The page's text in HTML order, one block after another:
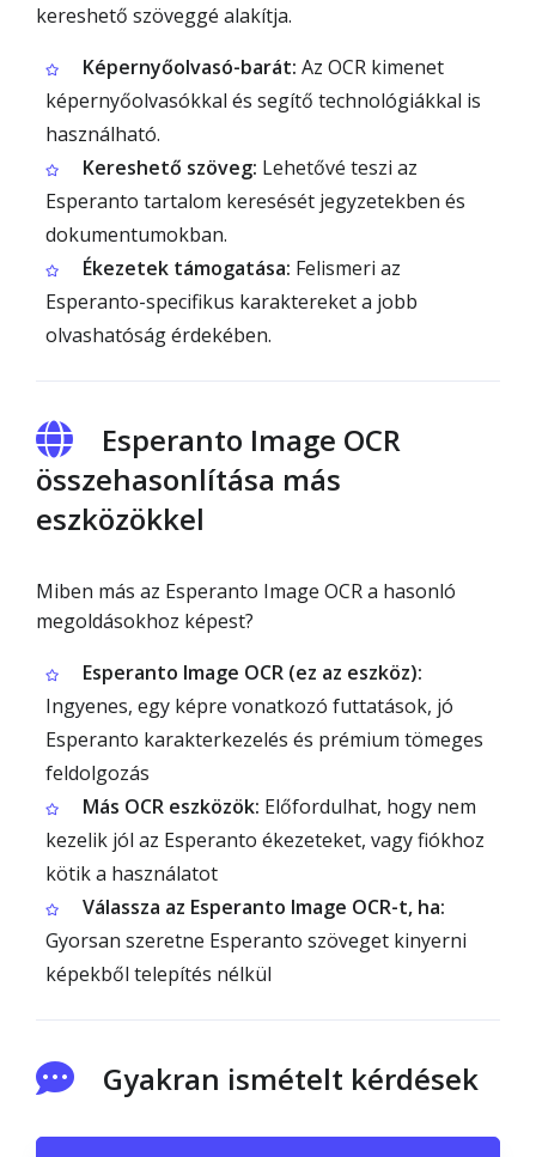
kereshető szöveggé alakítja.
Képernyőolvasó-barát: Az OCR kimenet
képernyőolvasókkal és segítő technológiákkal is
használható.
Kereshető szöveg: Lehetővé teszi az
Esperanto tartalom keresését jegyzetekben és
dokumentumokban.
Ékezetek támogatása: Felismeri az
Esperanto-specifikus karaktereket a jobb
olvashatóság érdekében.
Esperanto Image OCR
összehasonlítása más
eszközökkel
Miben más az Esperanto Image OCR a hasonló
megoldásokhoz képest?
Esperanto Image OCR (ez az eszköz):
Ingyenes, egy képre vonatkozó futtatások, jó
Esperanto karakterkezelés és prémium tömeges
feldolgozás
Más OCR eszközök: Előfordulhat, hogy nem
kezelik jól az Esperanto ékezeteket, vagy fiókhoz
kötik a használatot
Válassza az Esperanto Image OCR-t, ha:
Gyorsan szeretne Esperanto szöveget kinyerni
képekből telepítés nélkül
Gyakran ismételt kérdések